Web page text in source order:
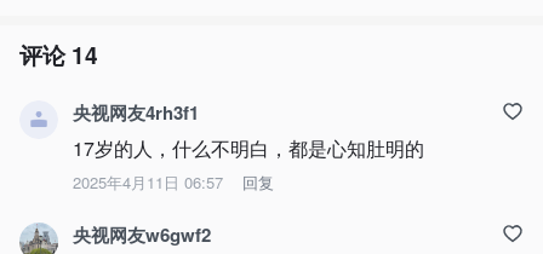
评论14
央视网友4rh3f1
17岁的人，什么不明白，都是心知肚明的
2025年4月11日 06:57 回复
央视网友w6gwf2